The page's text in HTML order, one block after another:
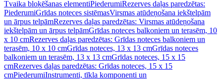
Tvaika bloķēšanas elementiPiederumiRezerves daļas paredzētas:
PiederumiGrīdas noteces sistēmasVirsmas atūdeņošana iekštelpām
un ārpus telpāmRezerves daļas paredzētas: Virsmas atūdeņošana
iekštelpām un ārpus telpāmGrīdas noteces balkoniem un terasēm, 10
x 10 cmRezerves daļas paredzētas: Grīdas noteces balkoniem un
terasēm, 10 x 10 cmGrīdas noteces, 13 x 13 cmGrīdas noteces
balkoniem un terasēm, 13 x 13 cmGrīdas noteces, 15 x 15
cmRezerves daļas paredzētas: Grīdas noteces, 15 x 15
cmPiederumiInstrumenti, tīkla komponenti un